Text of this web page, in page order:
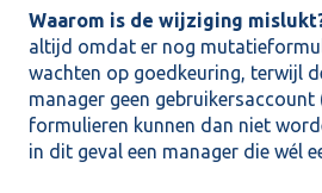
Waarom is de wijziging
altijd omdat er nog
wachten op goedkeuring, terwijl
manager geen gebruikersaccount
formulieren kunnen dan niet
in dit geval een manager die wél